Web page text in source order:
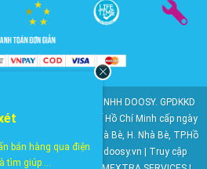
thuộc về CÔNG TY TNHH DOOSY. GPDKKD
và Đầu tư Thành phố Hồ Chí Minh cấp ngày
Phát, KP6, TT. Nhà Bè, H. Nhà Bè, TP.Hồ
801. Email: doosy@doosy.vn | Truy cập
bán hàng qua điện
tìm giúp ...